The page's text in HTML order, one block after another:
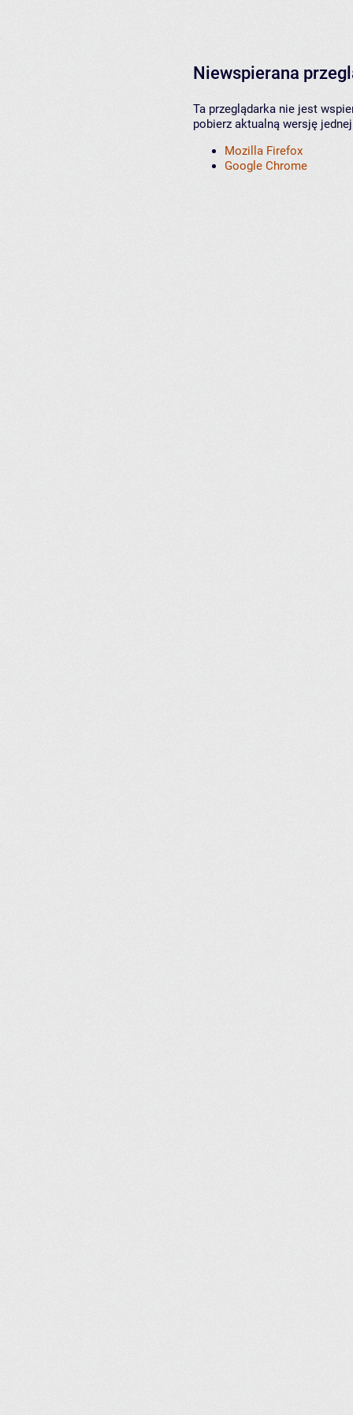
Niewspierana
Ta przeglądarka nie jest
pobierz aktualną wersję
Mozilla Firefox
Google Chrome